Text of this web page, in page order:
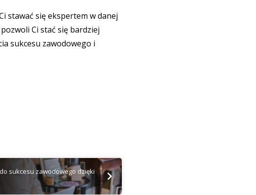
stawać się ekspertem w danej
Ci stać się bardziej
sukcesu zawodowego i
sukcesu zawodowego dzięki